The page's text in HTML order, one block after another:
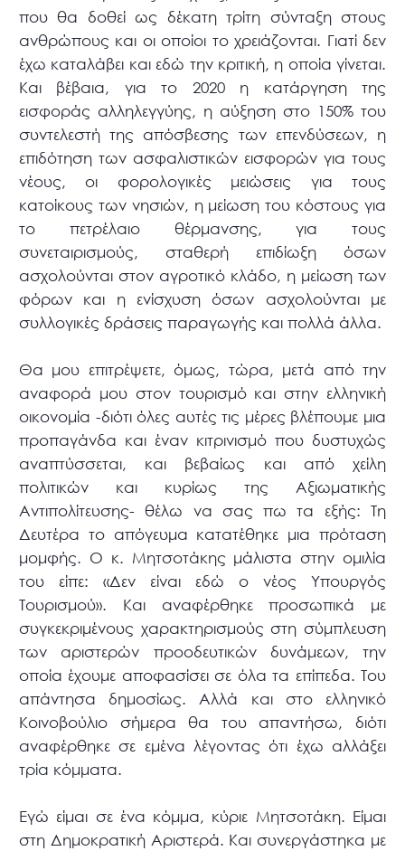
που θα δοθεί ως δέκατη τρίτη σύνταξη στους
ανθρώπους και οι οποίοι το χρειάζονται. Γιατί δεν
έχω καταλάβει και εδώ την κριτική, η οποία γίνεται.
Και βέβαια, για το 2020 η κατάργηση της
εισφοράς αλληλεγγύης, η αύξηση στο 150% του
συντελεστή της απόσβεσης των επενδύσεων, η
επιδότηση των ασφαλιστικών εισφορών για τους
νέους, οι φορολογικές μειώσεις για τους
κατοίκους των νησιών, η μείωση του κόστους για
το πετρέλαιο θέρμανσης, για τους
συνεταιρισμούς, σταθερή επιδίωξη όσων
ασχολούνται στον αγροτικό κλάδο, η μείωση των
φόρων και η ενίσχυση όσων ασχολούνται με
συλλογικές δράσεις παραγωγής και πολλά άλλα.
Θα μου επιτρέψετε, όμως, τώρα, μετά από την
αναφορά μου στον τουρισμό και στην ελληνική
οικονομία -διότι όλες αυτές τις μέρες βλέπουμε μια
προπαγάνδα και έναν κιτρινισμό που δυστυχώς
αναπτύσσεται, και βεβαίως και από χείλη
πολιτικών και κυρίως της Αξιωματικής
Αντιπολίτευσης- θέλω να σας πω τα εξής: Τη
Δευτέρα το απόγευμα κατατέθηκε μια πρόταση
μομφής. Ο κ. Μητσοτάκης μάλιστα στην ομιλία
του είπε: «Δεν είναι εδώ ο νέος Υπουργός
Τουρισμού». Και αναφέρθηκε προσωπικά με
συγκεκριμένους χαρακτηρισμούς στη σύμπλευση
των αριστερών προοδευτικών δυνάμεων, την
οποία έχουμε αποφασίσει σε όλα τα επίπεδα. Του
απάντησα δημοσίως. Αλλά και στο ελληνικό
Κοινοβούλιο σήμερα θα του απαντήσω, διότι
αναφέρθηκε σε εμένα λέγοντας ότι έχω αλλάξει
τρία κόμματα.
Εγώ είμαι σε ένα κόμμα, κύριε Μητσοτάκη. Είμαι
στη Δημοκρατική Αριστερά. Και συνεργάστηκα με